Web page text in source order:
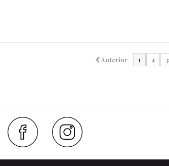
Anterior 1 2 3
Facebook